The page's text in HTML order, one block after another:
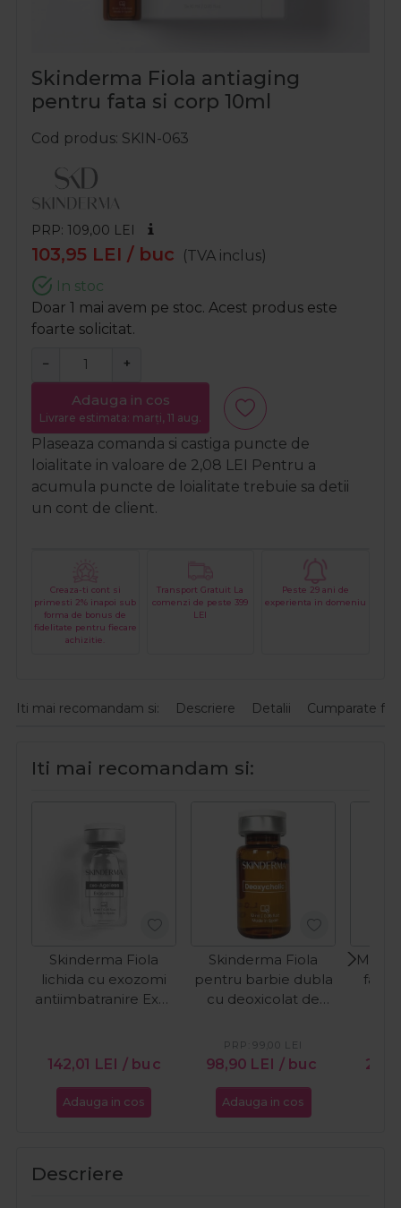
Skinderma Fiola antiaging
pentru fata si corp 10ml
Cod produs SKIN-063
PRP: 109,00 LEI
103,95 LEI / buc
(TVA inclus)
In stoc
Doar 1 mai avem pe stoc. Acest produs este
foarte solicitat.
− +
Adauga in cos
Livrare estimata: marți, 11 aug.
Plaseaza comanda si castiga puncte de
loialitate in valoare de 2,08 LEI Pentru a
acumula puncte de loialitate trebuie sa detii
un cont de client.
Creaza-ti cont si
primesti 2% inapoi sub
forma de bonus de
fidelitate pentru fiecare
achizitie.
Transport Gratuit La
comenzi de peste 399
LEI
Peste 29 ani de
experienta in domeniu
Iti mai recomandam si: Descriere Detalii Cumparate
Iti mai recomandam si:
Skinderma Fiola
lichida cu exozomi
antiimbatranire Exo-
142,01 LEI / buc
Adauga in cos
Skinderma Fiola
pentru barbie dubla
cu deoxicolat de
Deoxycholic 10ml
98,90 LEI / buc
PRP:99,00 LEI
Adauga in cos
fata
Descriere